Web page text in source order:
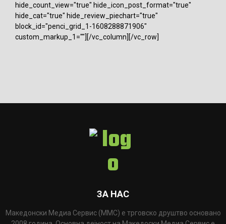
hide_count_view="true" hide_icon_post_format="true"
hide_cat="true" hide_review_piechart="true"
block_id="penci_grid_1-1608288871906"
custom_markup_1=""][/vc_column][/vc_row]
ЗА НАС
Македонски Медиа Сервис (ММС) е трговско друштво основано